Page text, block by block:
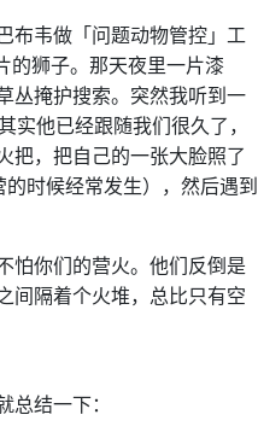
布韦做「问题动物管控」工
狮子。那天夜里一片漆
丛掩护搜索。突然我听到一
他已经跟随我们很久了，
把，把自己的一张大脸照了
时候经常发生），然后遇到
怕你们的营火。他们反倒是
间隔着个火堆，总比只有空
结一下：